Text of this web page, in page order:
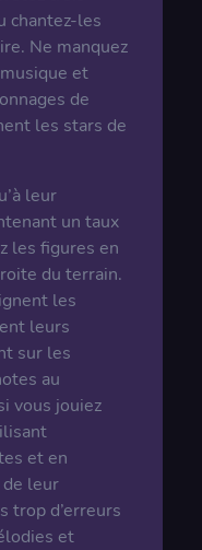
chantez-les
Ne manquez
et
de
les stars de
leur
un taux
les figures en
du terrain.
les
leurs
sur les
au
vous jouiez
et en
leur
trop d’erreurs
et